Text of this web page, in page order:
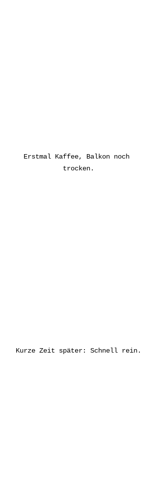
Erstmal Kaffee, Balkon noch
trocken.
Kurze Zeit später: Schnell rein.